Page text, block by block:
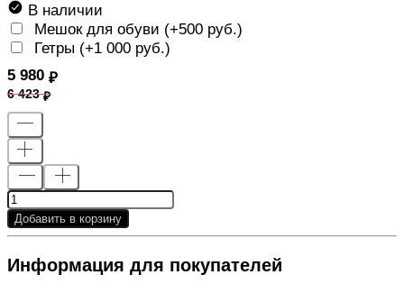
В наличии
Мешок для обуви (+500 руб.)
Гетры (+1 000 руб.)
5 980
6 423
Добавить в корзину
Информация для покупателей